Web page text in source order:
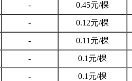
- 0.45元/棵
- 0.12元/棵
- 0.11元/棵
- 0.1元/棵
- 0.1元/棵